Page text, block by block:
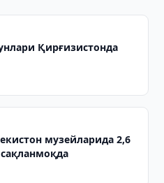
Қирғизистонда
музейларида 2,6